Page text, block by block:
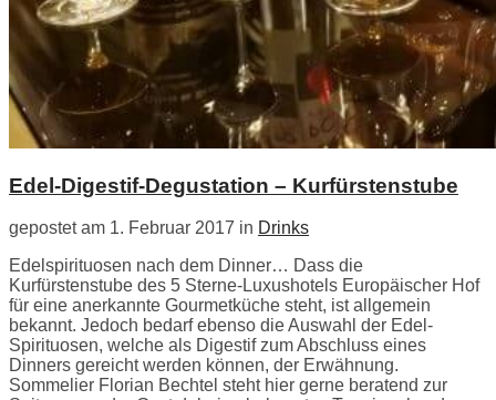
Edel-Digestif-Degustation – Kurfürstenstube
gepostet am 1. Februar 2017 in Drinks
Edelspirituosen nach dem Dinner… Dass die
Kurfürstenstube des 5 Sterne-Luxushotels Europäischer Hof
für eine anerkannte Gourmetküche steht, ist allgemein
bekannt. Jedoch bedarf ebenso die Auswahl der Edel-
Spirituosen, welche als Digestif zum Abschluss eines
Dinners gereicht werden können, der Erwähnung.
Sommelier Florian Bechtel steht hier gerne beratend zur